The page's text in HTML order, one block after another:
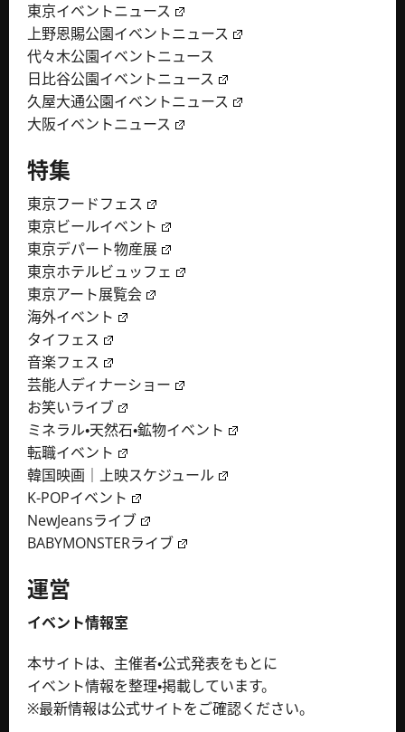
東京イベントニュース
上野恩賜公園イベントニュース
代々木公園イベントニュース
日比谷公園イベントニュース
久屋大通公園イベントニュース
大阪イベントニュース
特集
東京フードフェス
東京ビールイベント
東京デパート物産展
東京ホテルビュッフェ
東京アート展覧会
海外イベント
タイフェス
音楽フェス
芸能人ディナーショー
お笑いライブ
ミネラル・天然石・鉱物イベント
転職イベント
韓国映画｜上映スケジュール
K-POPイベント
NewJeansライブ
BABYMONSTERライブ
運営
イベント情報室
本サイトは、主催者・公式発表をもとに
イベント情報を整理・掲載しています。
※最新情報は公式サイトをご確認ください。